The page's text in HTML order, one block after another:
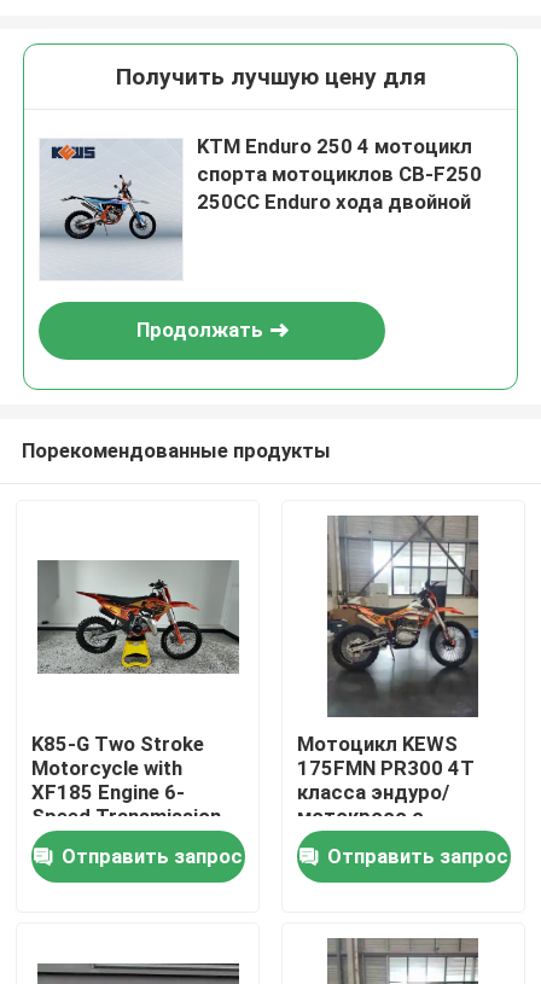
Дом
О нас
Получить лучшую цену для
KTM Enduro 250 4 мотоцикл
спорта мотоциклов CB-F250
250CC Enduro хода двойной
Продолжать
Порекомендованные продукты
K85-G Two Stroke
Motorcycle with
XF185 Engine 6-
Speed Transmission
and Professional
Suspension for Off-
Road Adventure
Отправить запрос
Мотоцикл KEWS
175FMN PR300 4T
класса эндуро/
мотокросс с
двигателем PR300
объемом 271,3 куб.
см и
Отправить запрос